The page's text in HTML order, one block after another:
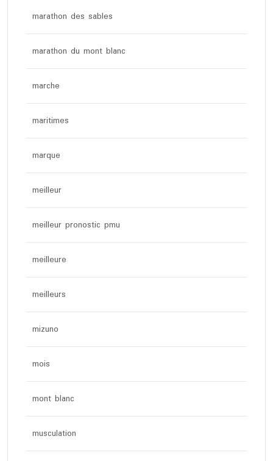
marathon des sables
marathon du mont blanc
marche
maritimes
marque
meilleur
meilleur pronostic pmu
meilleure
meilleurs
mizuno
mois
mont blanc
musculation